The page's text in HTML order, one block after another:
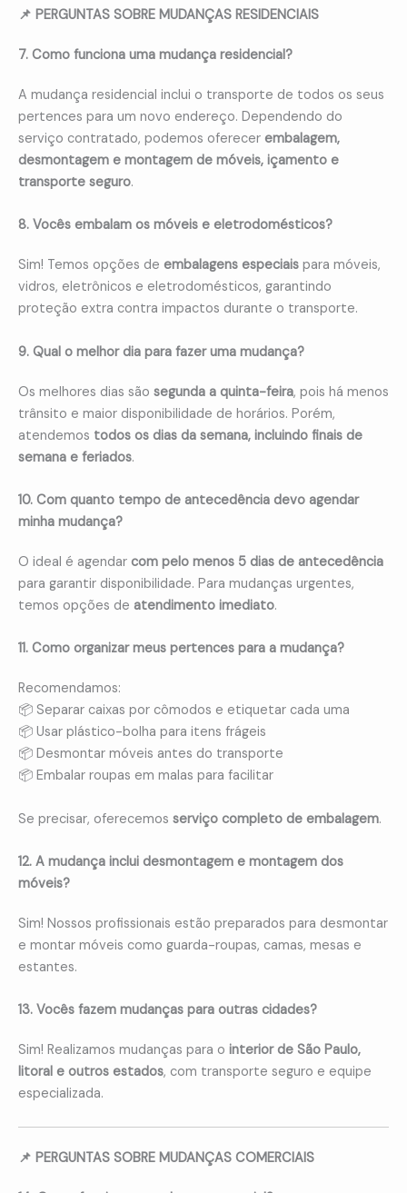
📌 PERGUNTAS SOBRE MUDANÇAS RESIDENCIAIS
7. Como funciona uma mudança residencial?
A mudança residencial inclui o transporte de todos os seus
pertences para um novo endereço. Dependendo do
serviço contratado, podemos oferecer embalagem,
desmontagem e montagem de móveis, içamento e
transporte seguro.
8. Vocês embalam os móveis e eletrodomésticos?
Sim! Temos opções de embalagens especiais para móveis,
vidros, eletrônicos e eletrodomésticos, garantindo
proteção extra contra impactos durante o transporte.
9. Qual o melhor dia para fazer uma mudança?
Os melhores dias são segunda a quinta-feira, pois há menos
trânsito e maior disponibilidade de horários. Porém,
atendemos todos os dias da semana, incluindo finais de
semana e feriados.
10. Com quanto tempo de antecedência devo agendar
minha mudança?
O ideal é agendar com pelo menos 5 dias de antecedência
para garantir disponibilidade. Para mudanças urgentes,
temos opções de atendimento imediato.
11. Como organizar meus pertences para a mudança?
Recomendamos:
📦 Separar caixas por cômodos e etiquetar cada uma
📦 Usar plástico-bolha para itens frágeis
📦 Desmontar móveis antes do transporte
📦 Embalar roupas em malas para facilitar
Se precisar, oferecemos serviço completo de embalagem.
12. A mudança inclui desmontagem e montagem dos
móveis?
Sim! Nossos profissionais estão preparados para desmontar
e montar móveis como guarda-roupas, camas, mesas e
estantes.
13. Vocês fazem mudanças para outras cidades?
Sim! Realizamos mudanças para o interior de São Paulo,
litoral e outros estados, com transporte seguro e equipe
especializada.
📌 PERGUNTAS SOBRE MUDANÇAS COMERCIAIS